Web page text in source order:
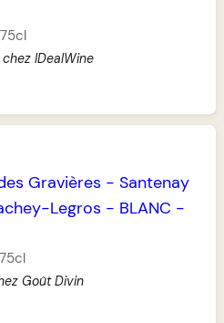
75cl
IDealWine
Gravières - Santenay
Legros - BLANC -
75cl
Goût Divin